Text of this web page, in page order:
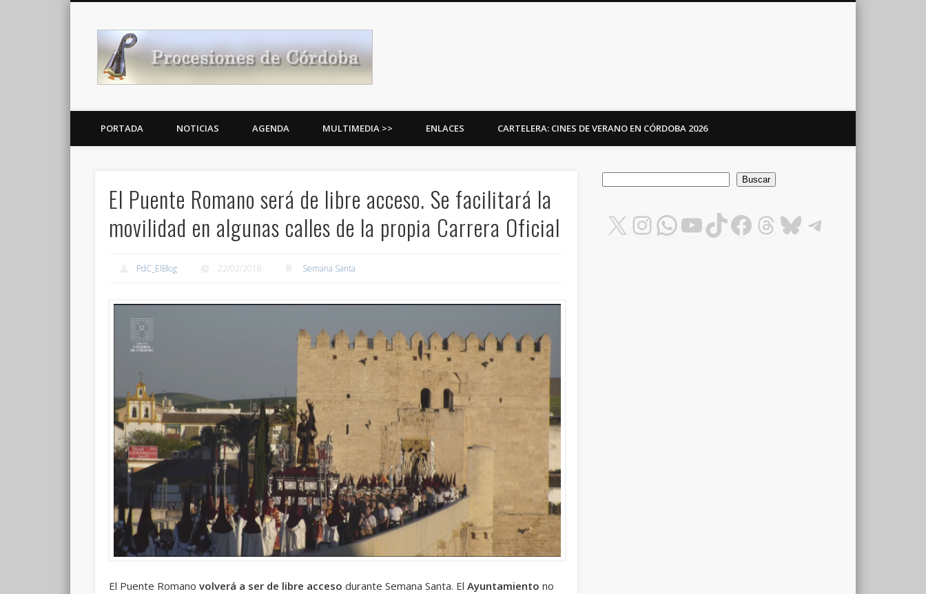
Noticias Cofrades
PORTADA NOTICIAS AGENDA MULTIMEDIA >> ENLACES CARTELERA: CINES DE VERANO EN CÓRDOBA 2026
El Puente Romano será de libre acceso. Se facilitará la
movilidad en algunas calles de la propia Carrera Oficial
PdC_ElBlog 22/02/2018 Semana Santa
El Puente Romanovolverá a ser de libre acceso durante Semana Santa. ElAyuntamiento no
Buscar
X Instagram
WhatsApp
YouTube
TikTok
Facebook
Threads
Bluesky
Telegram